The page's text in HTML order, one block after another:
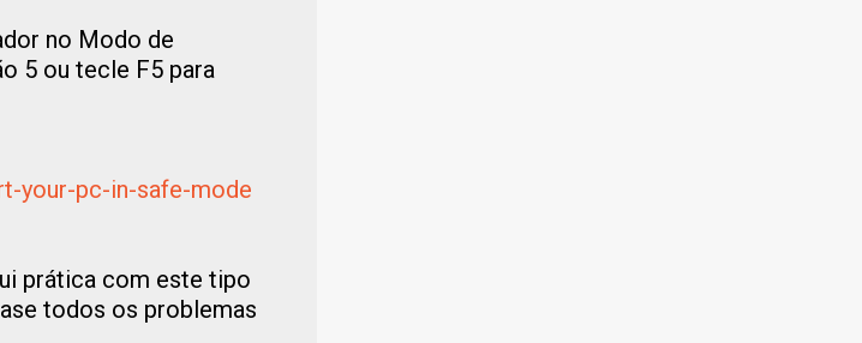
no Modo de
5 ou tecle F5 para
your-pc-in-safe-mode
prática com este tipo
todos os problemas